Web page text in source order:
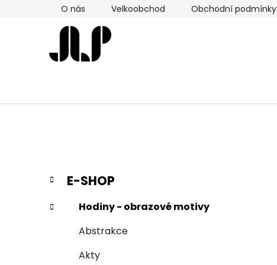
O nás Velkoobchod Obchodní podmínky
P
s
Přeskočit
kategorie
K
a
t
e
E-SHOP
Hodiny - obrazové motivy
Abstrakce
Akty